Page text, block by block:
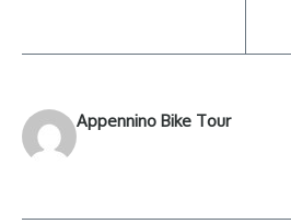
Appennino Bike Tour